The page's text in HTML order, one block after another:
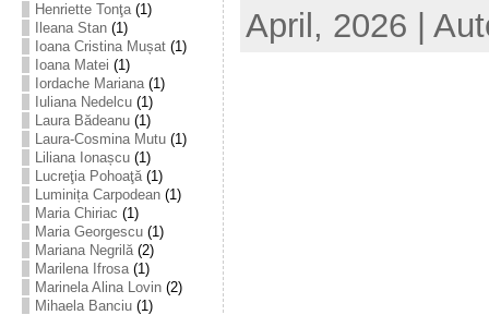
Henriette Tonţa(1)
Ileana Stan(1)
Ioana Cristina Mușat(1)
Ioana Matei (1)
Iordache Mariana(1)
Iuliana Nedelcu(1)
Laura Bădeanu(1)
Laura-Cosmina Mutu(1)
Liliana Ionașcu(1)
Lucreţia Pohoaţă(1)
Luminița Carpodean(1)
Maria Chiriac (1)
Maria Georgescu(1)
Mariana Negrilă(2)
Marilena Ifrosa(1)
Marinela Alina Lovin(2)
Mihaela Banciu(1)
April, 2026 |